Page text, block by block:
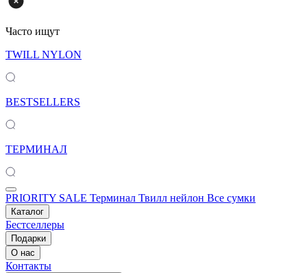
Часто ищут
TWILL NYLON
BESTSELLERS
ТЕРМИНАЛ
PRIORITY SALE Терминал Твилл нейлон Все сумки
Каталог
Бестселлеры
Подарки
О нас
Контакты